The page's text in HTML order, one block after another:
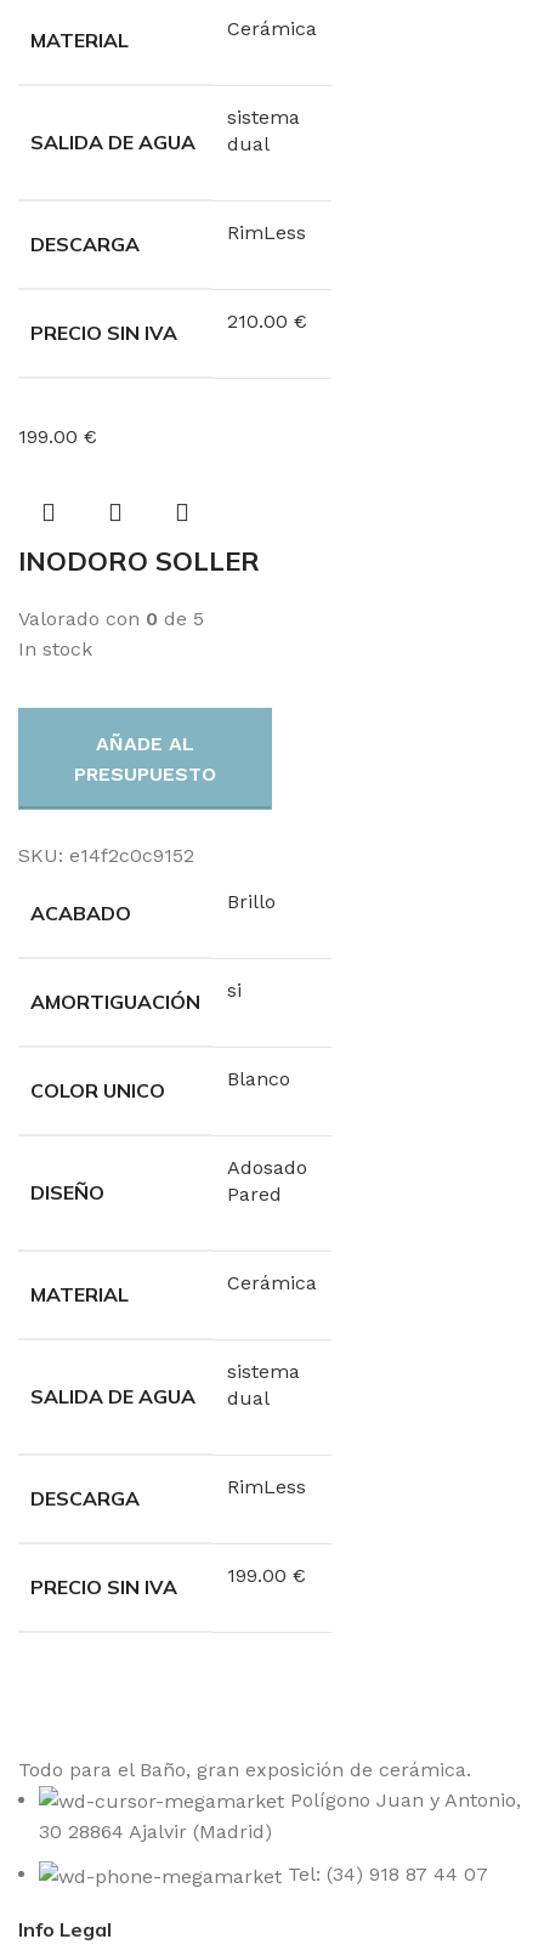
MATERIAL Cerámica
SALIDA DE AGUA
sistema
dual
DESCARGA RimLess
PRECIO SIN IVA 210.00 €
199.00 €
INODORO SOLLER
Valorado con 0 de 5
In stock
AÑADE AL
PRESUPUESTO
SKU: e14f2c0c9152
ACABADO Brillo
AMORTIGUACIÓN si
COLOR UNICO Blanco
DISEÑO
Adosado
Pared
MATERIAL Cerámica
SALIDA DE AGUA
sistema
dual
DESCARGA RimLess
PRECIO SIN IVA 199.00 €
Todo para el Baño, gran exposición de cerámica.
Polígono Juan y Antonio,
30 28864 Ajalvir (Madrid)
Tel: (34) 918 87 44 07
Info Legal